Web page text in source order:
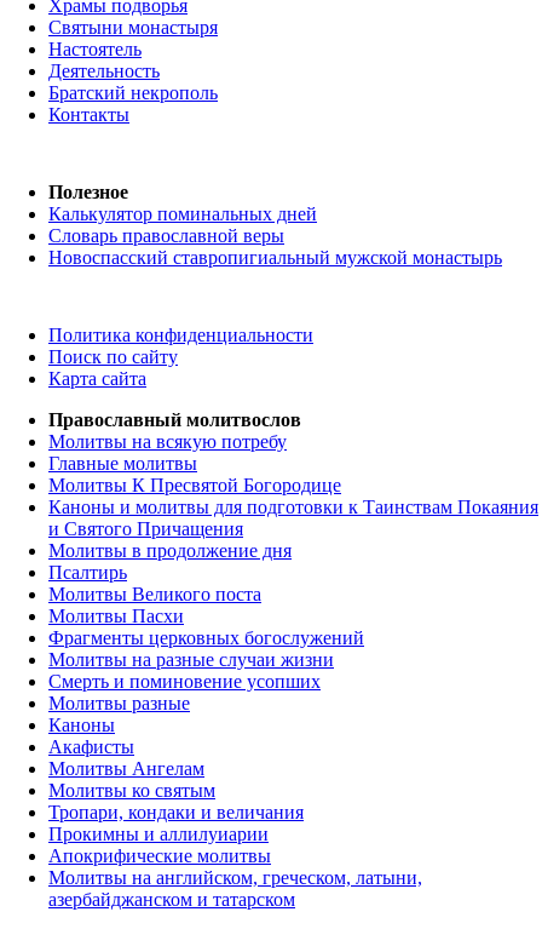
Храмы подворья
Святыни монастыря
Настоятель
Деятельность
Братский некрополь
Контакты
Полезное
Калькулятор поминальных дней
Словарь православной веры
Новоспасский ставропигиальный мужской монастырь
Политика конфиденциальности
Поиск по сайту
Карта сайта
Православный молитвослов
Молитвы на всякую потребу
Главные молитвы
Молитвы К Пресвятой Богородице
Каноны и молитвы для подготовки к Таинствам Покаяния
и Святого Причащения
Молитвы в продолжение дня
Псалтирь
Молитвы Великого поста
Молитвы Пасхи
Фрагменты церковных богослужений
Молитвы на разные случаи жизни
Смерть и поминовение усопших
Молитвы разные
Каноны
Акафисты
Молитвы Ангелам
Молитвы ко святым
Тропари, кондаки и величания
Прокимны и аллилуиарии
Апокрифические молитвы
Молитвы на английском, греческом, латыни,
азербайджанском и татарском